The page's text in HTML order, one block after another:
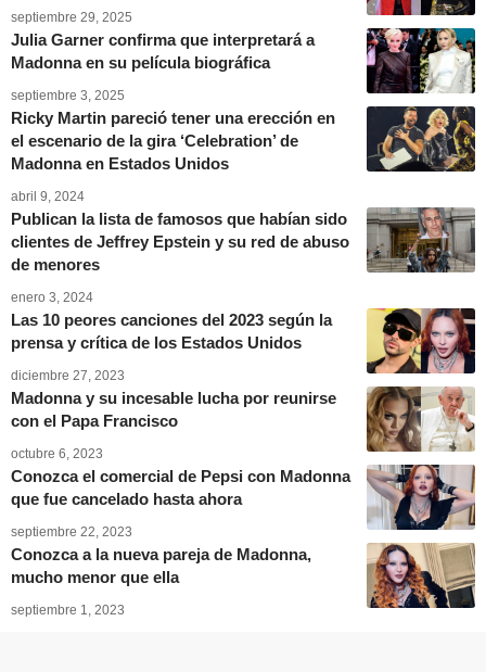
septiembre 29, 2025
Julia Garner confirma que interpretará a
Madonna en su película biográfica
septiembre 3, 2025
Ricky Martin pareció tener una erección en
el escenario de la gira ‘Celebration’ de
Madonna en Estados Unidos
abril 9, 2024
Publican la lista de famosos que habían sido
clientes de Jeffrey Epstein y su red de abuso
de menores
enero 3, 2024
Las 10 peores canciones del 2023 según la
prensa y crítica de los Estados Unidos
diciembre 27, 2023
Madonna y su incesable lucha por reunirse
con el Papa Francisco
octubre 6, 2023
Conozca el comercial de Pepsi con Madonna
que fue cancelado hasta ahora
septiembre 22, 2023
Conozca a la nueva pareja de Madonna,
mucho menor que ella
septiembre 1, 2023